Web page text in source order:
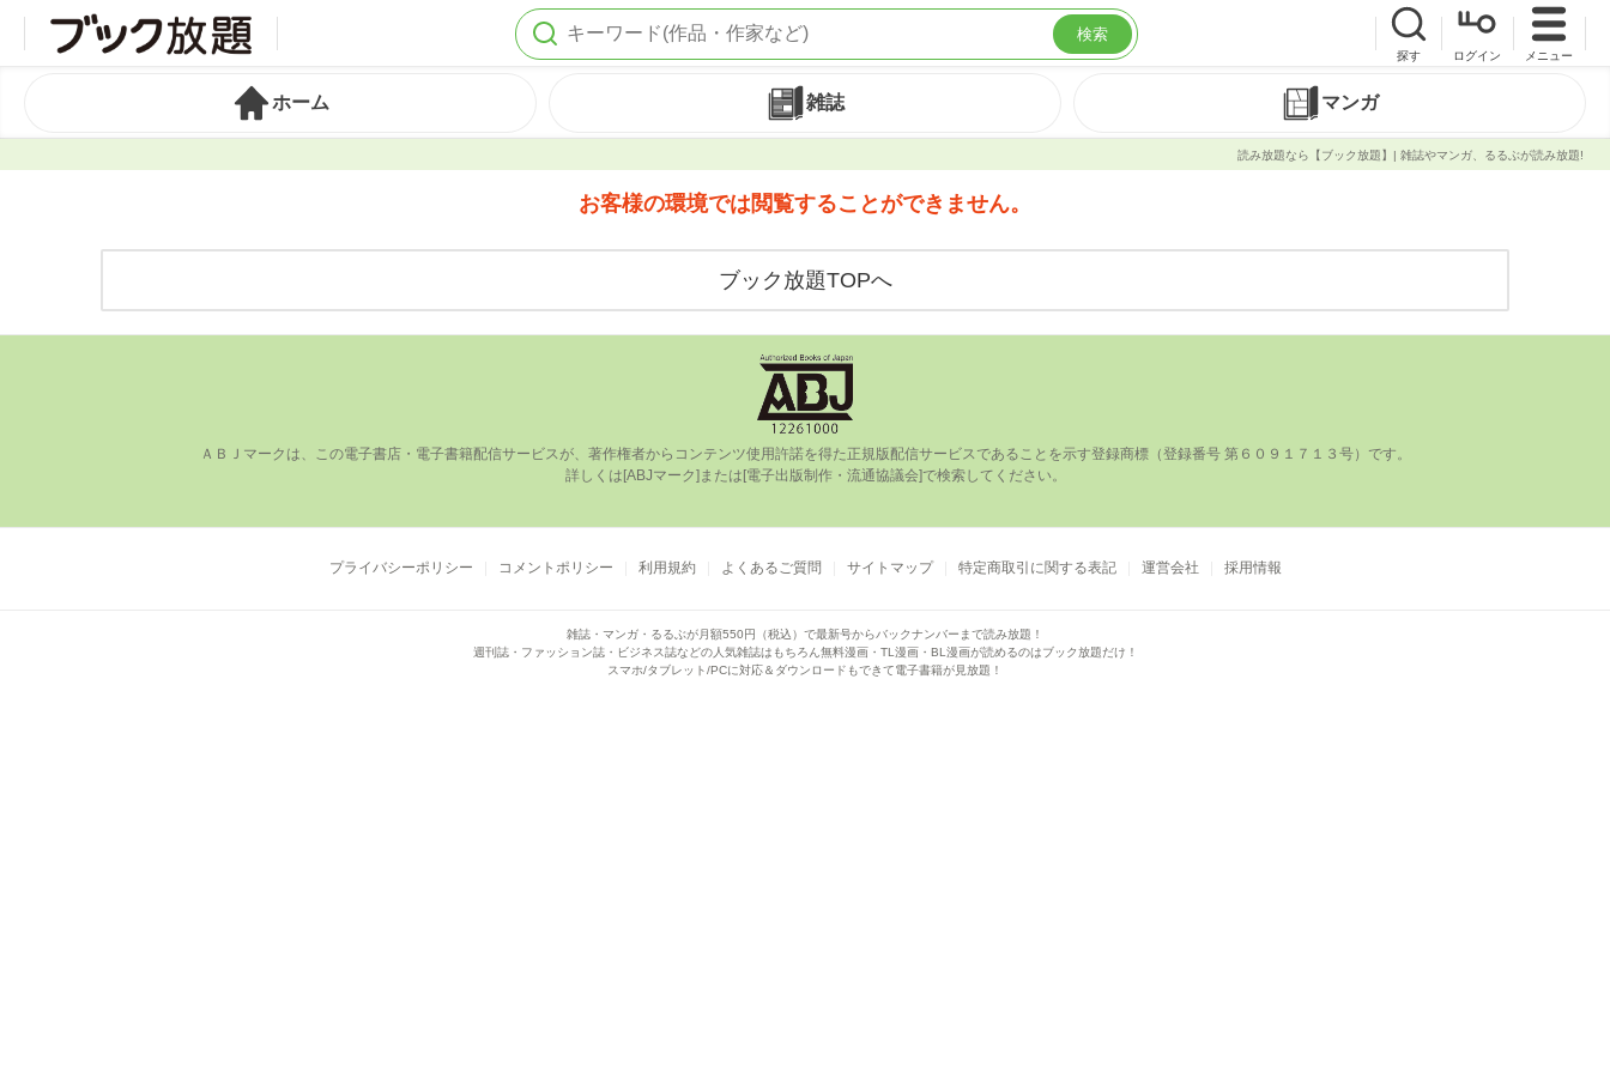
検索
探す ログイン メニュー
ホーム 雑誌 マンガ
読み放題なら【ブック放題】| 雑誌やマンガ、るるぶが読み放題!
お客様の環境では閲覧することができません。
ブック放題TOPへ
ＡＢＪマークは、この電⼦書店・電⼦書籍配信サービスが、著作権者からコンテンツ使⽤許諾を得た正規版配信サービスであることを⽰す登録商標（登録番号 第６０９１７１３号）です。
プライバシーポリシー コメントポリシー 利用規約 よくあるご質問 サイトマップ 特定商取引に関する表記 運営会社 採用情報
雑誌・マンガ・るるぶが月額550円（税込）で最新号からバックナンバーまで読み放題！
週刊誌・ファッション誌・ビジネス誌などの人気雑誌はもちろん 無料漫画・TL漫画・BL漫画が読めるのはブック放題だけ！
スマホ/タブレット/PCに対応＆ダウンロードもできて電子書籍が見放題！